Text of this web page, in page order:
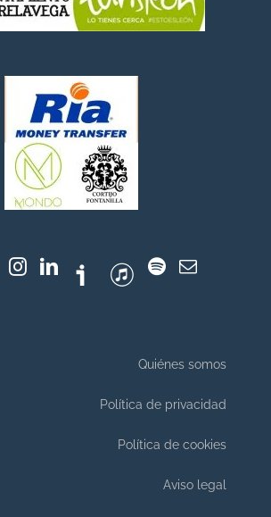
Quiénes somos
Política de privacidad
Política de cookies
Aviso legal